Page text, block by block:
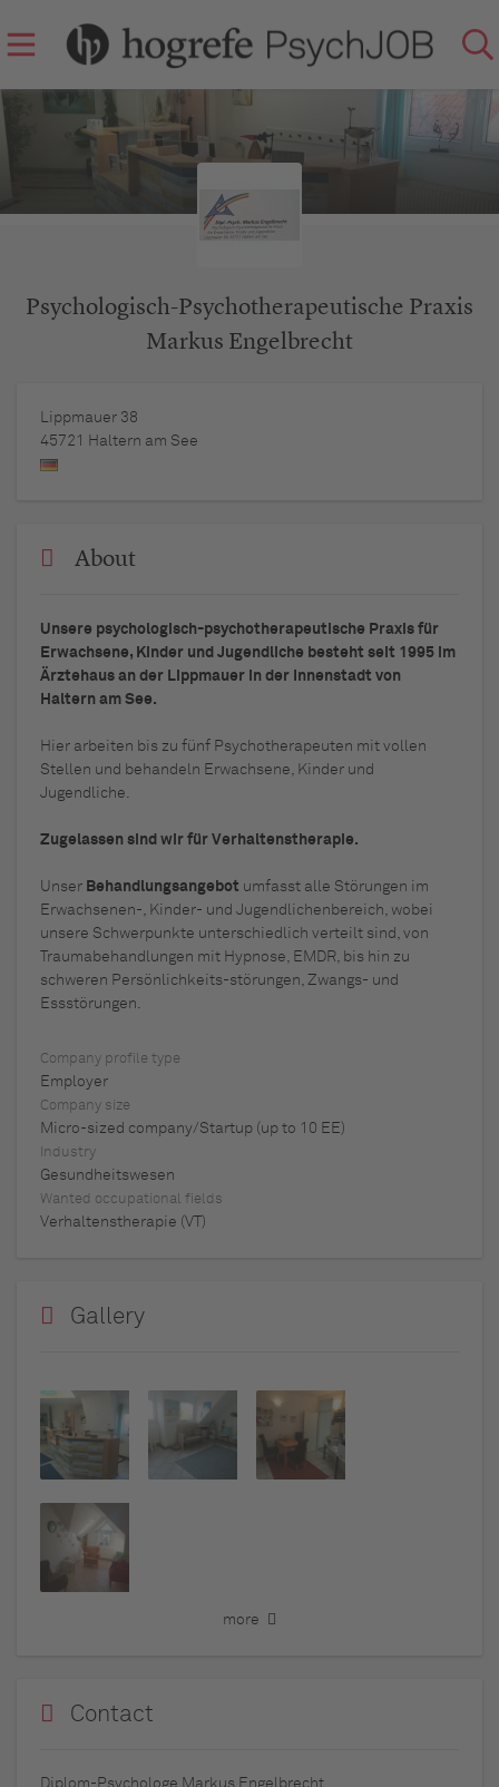
Psychologisch-Psychotherapeutische Praxis
Markus Engelbrecht
Lippmauer 38
45721
Haltern am See
About
Unsere psychologisch-psychotherapeutische Praxis für
Erwachsene, Kinder und Jugendliche besteht seit 1995 im
Ärztehaus an der Lippmauer in der Innenstadt von
Haltern am See.
Hier arbeiten bis zu fünf Psychotherapeuten mit vollen
Stellen und behandeln Erwachsene, Kinder und
Jugendliche.
Zugelassen sind wir für Verhaltenstherapie.
Unser Behandlungsangebot umfasst alle Störungen im
Erwachsenen-, Kinder- und Jugendlichenbereich, wobei
unsere Schwerpunkte unterschiedlich verteilt sind, von
Traumabehandlungen mit Hypnose, EMDR, bis hin zu
schweren Persönlichkeits-störungen, Zwangs- und
Essstörungen.
Company profile type
Employer
Company size
Micro-sized company/Startup (up to 10 EE)
Industry
Gesundheitswesen
Wanted occupational fields
Verhaltenstherapie (VT)
Gallery
more
Contact
Diplom-Psychologe Markus Engelbrecht